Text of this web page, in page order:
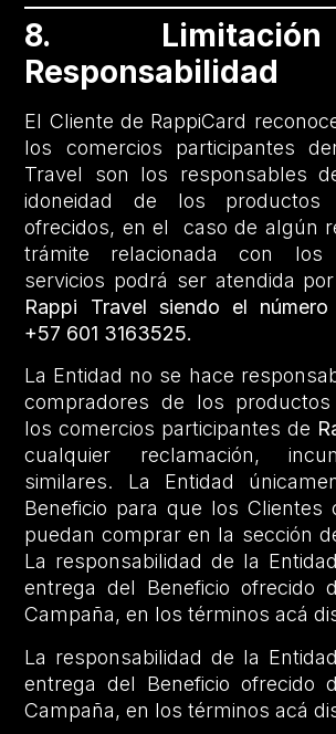
8.
Responsabilidad
El Cliente de RappiCard
los comercios participantes
Travel son los responsables
idoneidad de los productos
ofrecidos, en el caso de algún
trámite relacionada con
servicios podrá ser atendida
Rappi Travel siendo el
+57 601 3163525.
La Entidad no se hace
compradores de los
los comercios participantes de
cualquier reclamación,
similares. La Entidad
Beneficio para que los Clientes
puedan comprar en la sección
La responsabilidad de la
entrega del Beneficio ofrecido
Campaña, en los términos acá
La responsabilidad de la
entrega del Beneficio ofrecido
Campaña, en los términos acá